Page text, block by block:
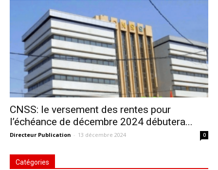
CNSS: le versement des rentes pour
l’échéance de décembre 2024 débutera...
Directeur Publication - 13 décembre 2024 0
Catégories